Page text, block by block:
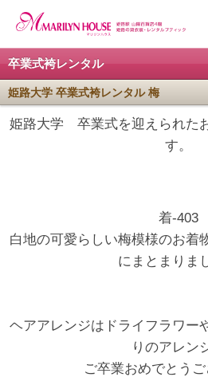
卒業式袴レンタル
姫路大学 卒業式袴レンタル 梅
姫路大学 卒業式を迎えられた
す。
着-403
白地の可愛らしい梅模様のお着
にまとまりま
ヘアアレンジはドライフラワー
りのアレン
ご卒業おめでとうご